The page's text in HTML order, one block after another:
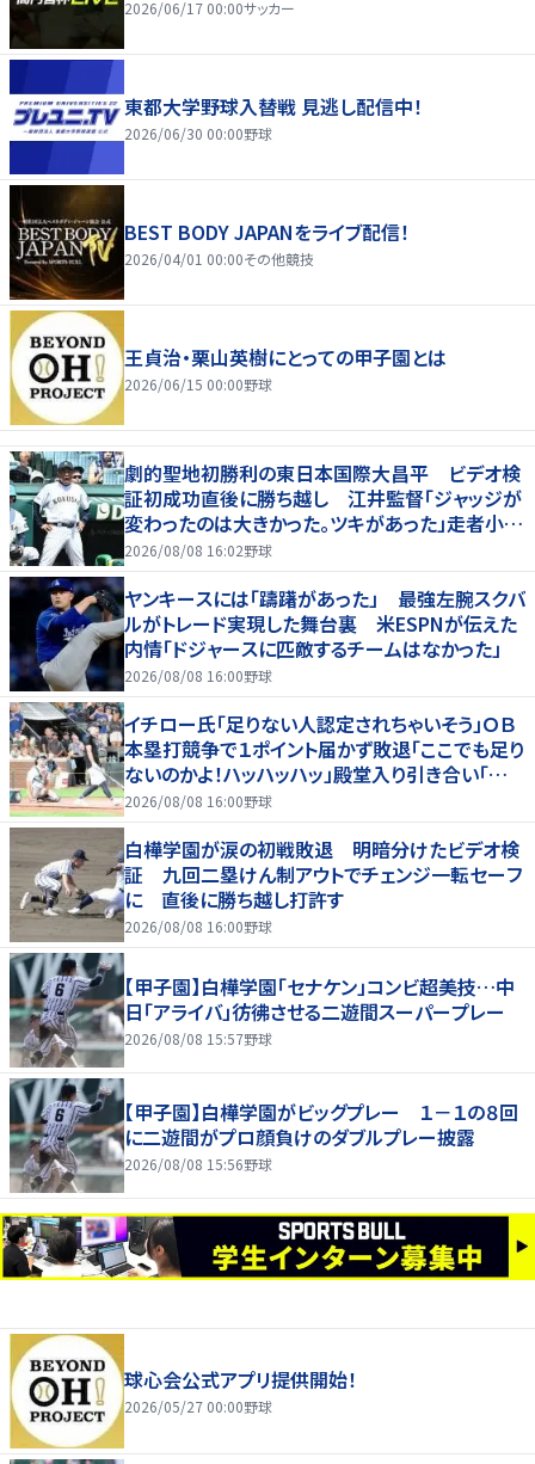
2026/06/17 00:00サッカー
東都大学野球入替戦 見逃し配信中！
2026/06/30 00:00野球
BEST BODY JAPANをライブ配信！
2026/04/01 00:00その他競技
王貞治・栗山英樹にとっての甲子園とは
2026/06/15 00:00野球
劇的聖地初勝利の東日本国際大昌平 ビデオ検
証初成功直後に勝ち越し 江井監督「ジャッジが
変わったのは大きかった。ツキがあった」走者小内
は「自信があってセーフになってくれと」
2026/08/08 16:02野球
ヤンキースには「躊躇があった」 最強左腕スクバ
ルがトレード実現した舞台裏 米ESPNが伝えた
内情「ドジャースに匹敵するチームはなかった」
2026/08/08 16:00野球
イチロー氏「足りない人認定されちゃいそう」ＯＢ
本塁打競争で１ポイント届かず敗退「ここでも足り
ないのかよ！ハッハッハッ」殿堂入り引き合い「誰か
に分析してもらわないと」
2026/08/08 16:00野球
白樺学園が涙の初戦敗退 明暗分けたビデオ検
証 九回二塁けん制アウトでチェンジ一転セーフ
に 直後に勝ち越し打許す
2026/08/08 16:00野球
【甲子園】白樺学園「セナケン」コンビ超美技…中
日「アライバ」彷彿させる二遊間スーパープレー
2026/08/08 15:57野球
【甲子園】白樺学園がビッグプレー １－１の８回
に二遊間がプロ顔負けのダブルプレー披露
2026/08/08 15:56野球
球心会公式アプリ提供開始！
2026/05/27 00:00野球